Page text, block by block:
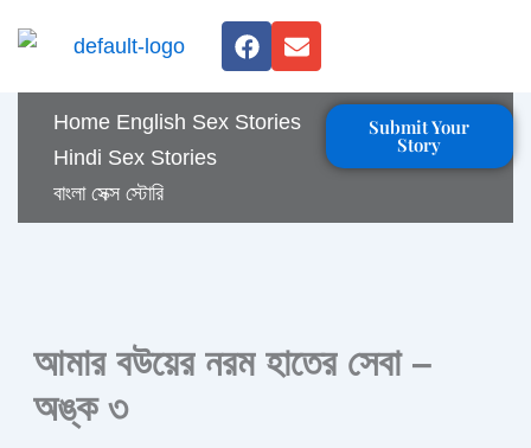
content
F
a
b
E
n
l
Home English Sex Stories
Hindi Sex Stories
বাংলা সেক্স স্টোরি
Submit Your
Story
আমার বউয়ের নরম হাতের সেবা –
অঙ্ক ৩